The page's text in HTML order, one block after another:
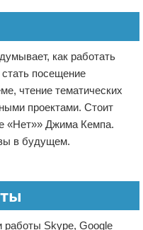
как работать
посещение
чтение тематических
проектами. Стоит
«Нет»» Джима Кемпа.
в будущем.
работы Skype, Google